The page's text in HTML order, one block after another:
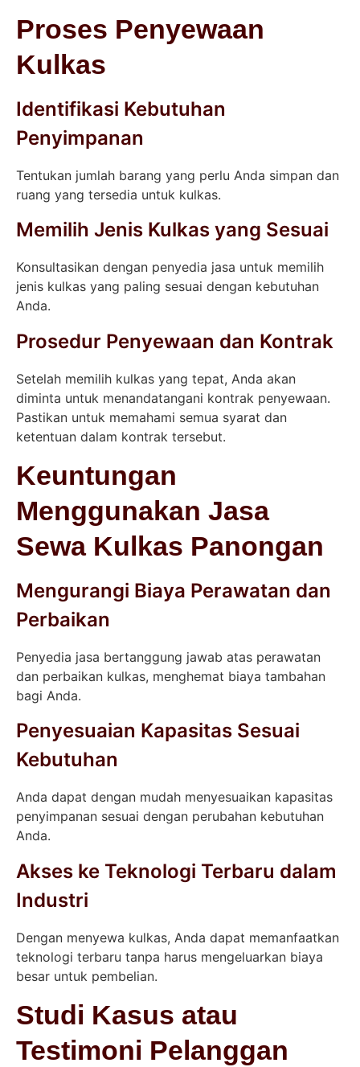
Proses Penyewaan
Kulkas
Identifikasi Kebutuhan
Penyimpanan
Tentukan jumlah barang yang perlu Anda simpan dan
ruang yang tersedia untuk kulkas.
Memilih Jenis Kulkas yang Sesuai
Konsultasikan dengan penyedia jasa untuk memilih
jenis kulkas yang paling sesuai dengan kebutuhan
Anda.
Prosedur Penyewaan dan Kontrak
Setelah memilih kulkas yang tepat, Anda akan
diminta untuk menandatangani kontrak penyewaan.
Pastikan untuk memahami semua syarat dan
ketentuan dalam kontrak tersebut.
Keuntungan
Menggunakan Jasa
Sewa Kulkas Panongan
Mengurangi Biaya Perawatan dan
Perbaikan
Penyedia jasa bertanggung jawab atas perawatan
dan perbaikan kulkas, menghemat biaya tambahan
bagi Anda.
Penyesuaian Kapasitas Sesuai
Kebutuhan
Anda dapat dengan mudah menyesuaikan kapasitas
penyimpanan sesuai dengan perubahan kebutuhan
Anda.
Akses ke Teknologi Terbaru dalam
Industri
Dengan menyewa kulkas, Anda dapat memanfaatkan
teknologi terbaru tanpa harus mengeluarkan biaya
besar untuk pembelian.
Studi Kasus atau
Testimoni Pelanggan